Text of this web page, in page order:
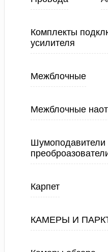
Комплекты
усилителя
Межблочные
Межблочные
Шумоподавители
Карпет
КАМЕРЫ И